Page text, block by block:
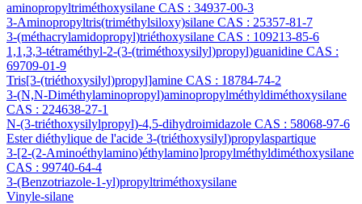
aminopropyltriméthoxysilane CAS : 34937-00-3
3-Aminopropyltris(triméthylsiloxy)silane CAS : 25357-81-7
3-(méthacrylamidopropyl)triéthoxysilane CAS : 109213-85-6
1,1,3,3-tétraméthyl-2-(3-(triméthoxysilyl)propyl)guanidine CAS :
69709-01-9
Tris[3-(triéthoxysilyl)propyl]amine CAS : 18784-74-2
3-(N,N-Diméthylaminopropyl)aminopropylméthyldiméthoxysilane
CAS : 224638-27-1
N-(3-triéthoxysilylpropyl)-4,5-dihydroimidazole CAS : 58068-97-6
Ester diéthylique de l'acide 3-(triéthoxysilyl)propylaspartique
3-[2-(2-Aminoéthylamino)éthylamino]propylméthyldiméthoxysilane
CAS : 99740-64-4
3-(Benzotriazole-1-yl)propyltriméthoxysilane
Vinyle-silane